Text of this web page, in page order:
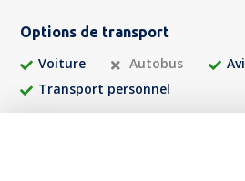
Options de transport
Voiture Autobus
Transport personnel